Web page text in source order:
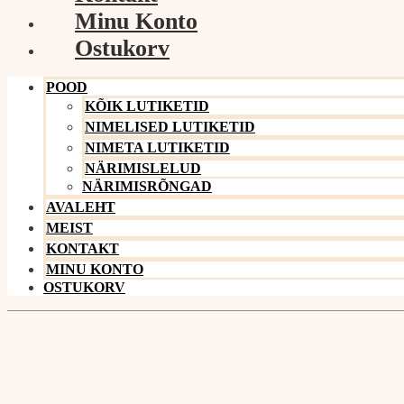
Minu Konto
Ostukorv
POOD
KÕIK LUTIKETID
NIMELISED LUTIKETID
NIMETA LUTIKETID
NÄRIMISLELUD
NÄRIMISRÕNGAD
AVALEHT
MEIST
KONTAKT
MINU KONTO
OSTUKORV